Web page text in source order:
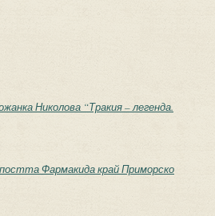
Николова “Тракия – легенда.
Фармакида край Приморско